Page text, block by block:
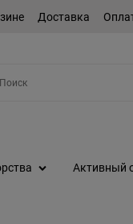
Доставка
Активный